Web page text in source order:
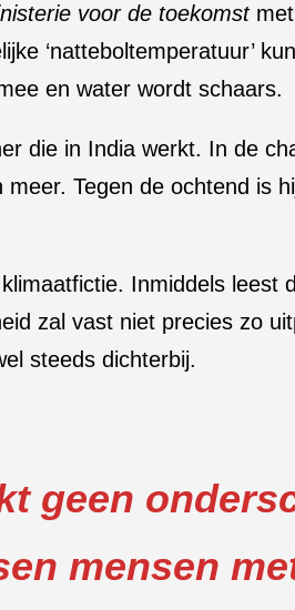
voor de toekomstmet
‘natteboltemperatuur’
en water wordt schaars.
die in India werkt. In de
Tegen de ochtend is
Inmiddels leest
zal vast niet precies zo
steeds dichterbij.
geen
mensen